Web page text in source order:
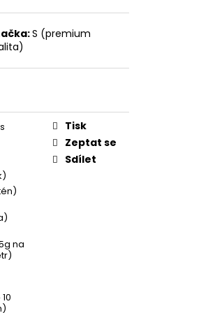
S (premium
na
Tisk
Zeptat se
Sdílet